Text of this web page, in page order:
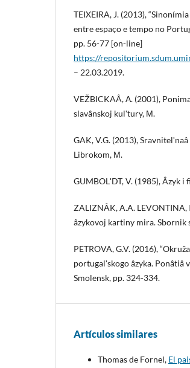
TEIXEIRA, J. (2013),
entre espaço e tempo no
pp. 56-77 [on-line]
https://
– 22.03.2019.
VEŽBICKAÂ, А. (2001),
slavânskoj kulʹtury, М.
GAK, V.G. (2013),
Librokom, М.
GUMBOLʹDT, V. (1985), Âzyk
ZALIZNÂK, A.A. LEVONTINA,
âzykovoj kartiny mira. Sbornik
PETROVA, G.V. (2016),
portugalʹskogo âzyka.
Smolensk, pp. 324-334.
Artículos similares
Thomas de Fornel, El